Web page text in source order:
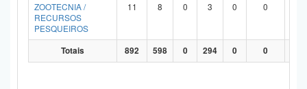
ZOOTECNIA /
RECURSOS
PESQUEIROS
11 8 0 3 0 0
Totais 892 598 0 294 0 0